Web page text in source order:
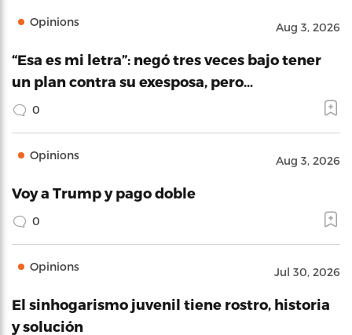
Opinions Aug 3, 2026
“Esa es mi letra”: negó tres veces bajo tener
un plan contra su exesposa, pero…
0
Opinions Aug 3, 2026
Voy a Trump y pago doble
0
Opinions Jul 30, 2026
El sinhogarismo juvenil tiene rostro, historia
y solución